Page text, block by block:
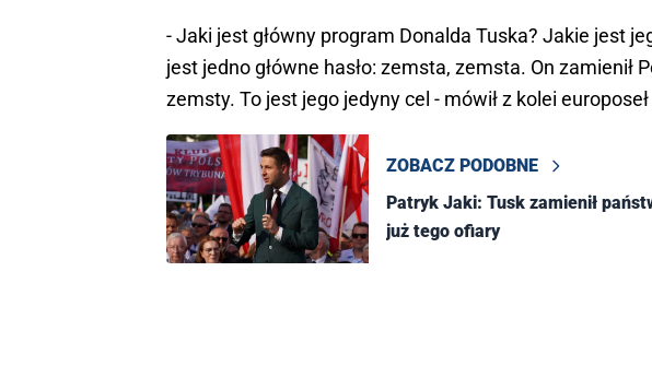
- Jaki jest główny program Donalda Tuska? Jakie jest
jest jedno główne hasło: zemsta, zemsta. On zamienił
zemsty. To jest jego jedyny cel - mówił z kolei
ZOBACZ PODOBNE
Patryk Jaki: Tusk zamienił
już tego ofiary